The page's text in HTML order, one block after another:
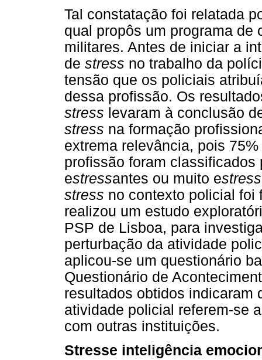
Tal constatação foi relatada
qual propôs um programa de
militares. Antes de iniciar a
de stress no trabalho da
tensão que os policiais
dessa profissão. Os
stress levaram à conclusão
stress na formação
extrema relevância, pois
profissão foram
estressantes ou muito estress
stress no contexto policial foi
realizou um estudo
PSP de Lisboa, para
perturbação da atividade
aplicou-se um questionário
Questionário de
resultados obtidos indicaram
atividade policial referem-se
com outras instituições.
Stresse inteligência